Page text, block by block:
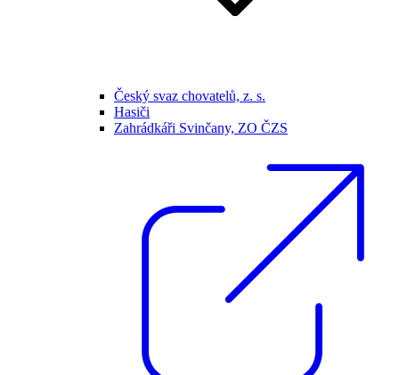
Český svaz chovatelů, z. s.
Hasiči
Zahrádkáři Svinčany, ZO ČZS